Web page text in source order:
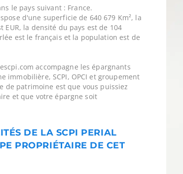
le pays suivant : France.
d'une superficie de 640 679 Km², la
EUR, la densité du pays est de 104
est le français et la population est de
accompagne les épargnants
immobilière, SCPI, OPCI et groupement
de patrimoine est que vous puissiez
et que votre épargne soit
DE LA SCPI PERIAL
PROPRIÉTAIRE DE CET